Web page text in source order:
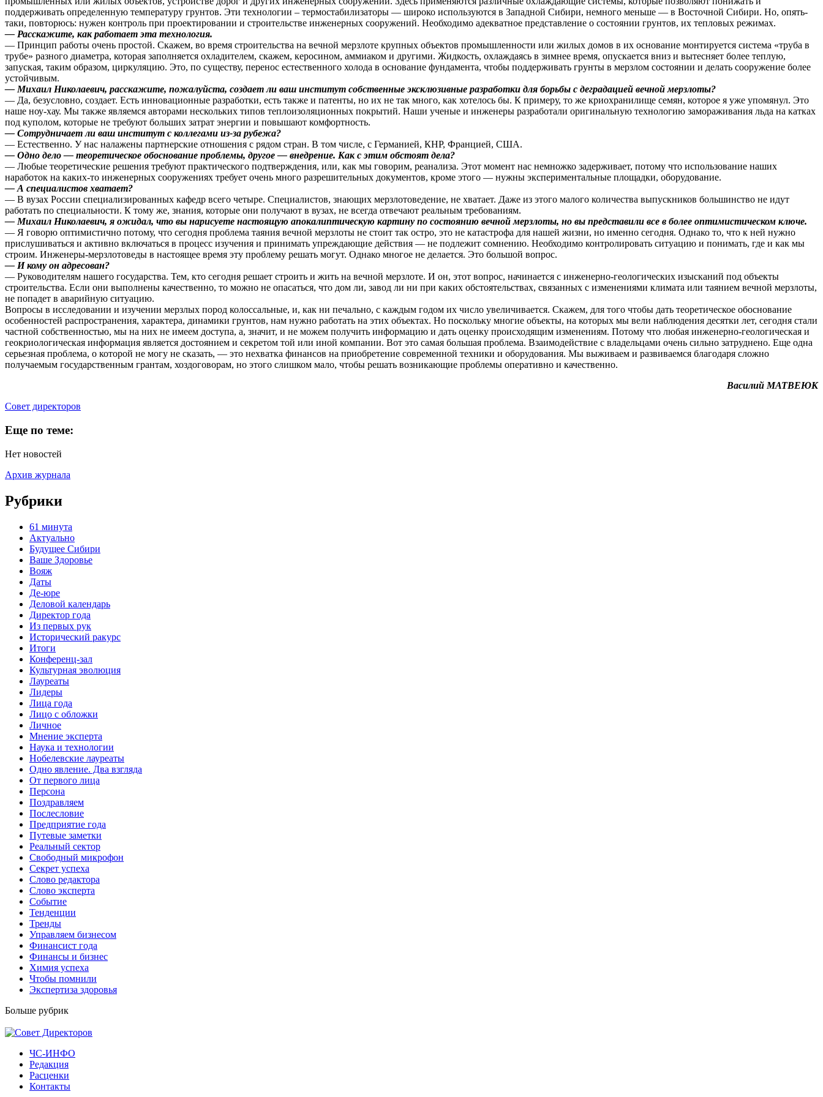
поддерживать определенную температуру грунтов. Эти технологии – термостабилизаторы — широко используются в Западной Сибири, немного меньше — в Восточной Сибири. Но, опять-
таки, повторюсь: нужен контроль при проектировании и строительстве инженерных сооружений. Необходимо адекватное представление о состоянии грунтов, их тепловых режимах.
— Расскажите, как работает эта технология.
— Принцип работы очень простой. Скажем, во время строительства на вечной мерзлоте крупных объектов промышленности или жилых домов в их основание монтируется система «труба в
трубе» разного диаметра, которая заполняется охладителем, скажем, керосином, аммиаком и другими. Жидкость, охлаждаясь в зимнее время, опускается вниз и вытесняет более теплую,
запуская, таким образом, циркуляцию. Это, по существу, перенос естественного холода в основание фундамента, чтобы поддерживать грунты в мерзлом состоянии и делать сооружение более
устойчивым.
— Михаил Николаевич, расскажите, пожалуйста, создает ли ваш институт собственные эксклюзивные разработки для борьбы с деградацией вечной мерзлоты?
— Да, безусловно, создает. Есть инновационные разработки, есть также и патенты, но их не так много, как хотелось бы. К примеру, то же криохранилище семян, которое я уже упомянул. Это
наше ноу-хау. Мы также являемся авторами нескольких типов теплоизоляционных покрытий. Наши ученые и инженеры разработали оригинальную технологию замораживания льда на катках
под куполом, которые не требуют больших затрат энергии и повышают комфортность.
— Сотрудничает ли ваш институт с коллегами из-за рубежа?
— Естественно. У нас налажены партнерские отношения с рядом стран. В том числе, с Германией, КНР, Францией, США.
— Одно дело — теоретическое обоснование проблемы, другое — внедрение. Как с этим обстоят дела?
— Любые теоретические решения требуют практического подтверждения, или, как мы говорим, реанализа. Этот момент нас немножко задерживает, потому что использование наших
наработок на каких-то инженерных сооружениях требует очень много разрешительных документов, кроме этого — нужны экспериментальные площадки, оборудование.
— А специалистов хватает?
— В вузах России специализированных кафедр всего четыре. Специалистов, знающих мерзлотоведение, не хватает. Даже из этого малого количества выпускников большинство не идут
работать по специальности. К тому же, знания, которые они получают в вузах, не всегда отвечают реальным требованиям.
— Михаил Николаевич, я ожидал, что вы нарисуете настоящую апокалиптическую картину по состоянию вечной мерзлоты, но вы представили все в более оптимистическом ключе.
— Я говорю оптимистично потому, что сегодня проблема таяния вечной мерзлоты не стоит так остро, это не катастрофа для нашей жизни, но именно сегодня. Однако то, что к ней нужно
прислушиваться и активно включаться в процесс изучения и принимать упреждающие действия — не подлежит сомнению. Необходимо контролировать ситуацию и понимать, где и как мы
строим. Инженеры-мерзлотоведы в настоящее время эту проблему решать могут. Однако многое не делается. Это большой вопрос.
— И кому он адресован?
— Руководителям нашего государства. Тем, кто сегодня решает строить и жить на вечной мерзлоте. И он, этот вопрос, начинается с инженерно-геологических изысканий под объекты
строительства. Если они выполнены качественно, то можно не опасаться, что дом ли, завод ли ни при каких обстоятельствах, связанных с изменениями климата или таянием вечной мерзлоты,
не попадет в аварийную ситуацию.
Вопросы в исследовании и изучении мерзлых пород колоссальные, и, как ни печально, с каждым годом их число увеличивается. Скажем, для того чтобы дать теоретическое обоснование
особенностей распространения, характера, динамики грунтов, нам нужно работать на этих объектах. Но поскольку многие объекты, на которых мы вели наблюдения десятки лет, сегодня стали
частной собственностью, мы на них не имеем доступа, а, значит, и не можем получить информацию и дать оценку происходящим изменениям. Потому что любая инженерно-геологическая и
геокриологическая информация является достоянием и секретом той или иной компании. Вот это самая большая проблема. Взаимодействие с владельцами очень сильно затруднено. Еще одна
серьезная проблема, о которой не могу не сказать, — это нехватка финансов на приобретение современной техники и оборудования. Мы выживаем и развиваемся благодаря сложно
получаемым государственным грантам, хоздоговорам, но этого слишком мало, чтобы решать возникающие проблемы оперативно и качественно.
Василий МАТВЕЮК
Cовет директоров
Еще по теме:
Нет новостей
Архив журнала
Рубрики
61 минута
Актуально
Будущее Сибири
Ваше Здоровье
Вояж
Даты
Де-юре
Деловой календарь
Директор года
Из первых рук
Исторический ракурс
Итоги
Конференц-зал
Культурная эволюция
Лауреаты
Лидеры
Лица года
Лицо с обложки
Личное
Мнение эксперта
Наука и технологии
Нобелевские лауреаты
Одно явление. Два взгляда
От первого лица
Персона
Поздравляем
Послесловие
Предприятие года
Путевые заметки
Реальный сектор
Свободный микрофон
Секрет успеха
Слово редактора
Слово эксперта
Событие
Тенденции
Тренды
Управляем бизнесом
Финансист года
Финансы и бизнес
Химия успеха
Чтобы помнили
Экспертиза здоровья
Больше рубрик
ЧС-ИНФО
Редакция
Расценки
Контакты